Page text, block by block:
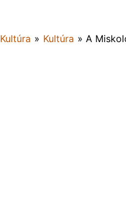
Kultúra » Kultúra » A